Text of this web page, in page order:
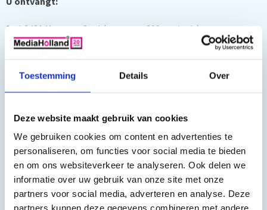
Toestemming Details Over
Deze website maakt gebruik van cookies
We gebruiken cookies om content en advertenties te
personaliseren, om functies voor social media te bieden
en om ons websiteverkeer te analyseren. Ook delen we
informatie over uw gebruik van onze site met onze
partners voor social media, adverteren en analyse. Deze
partners kunnen deze gegevens combineren met andere
1 x LC421 Magenta 8 ml (ongeveer 300 pagina's)
Brother DCP-J1140DW
Brother MFC J1010DW
Brother DCP-J1800DW